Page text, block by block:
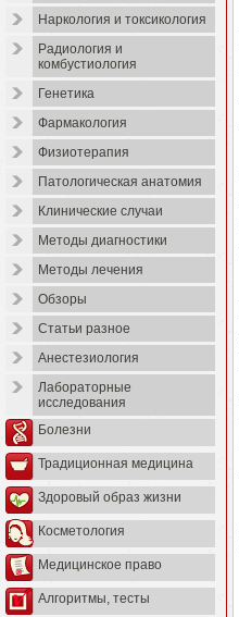
Наркология и токсикология
Радиология и
комбустиология
Генетика
Фармакология
Физиотерапия
Патологическая анатомия
Клинические случаи
Методы диагностики
Методы лечения
Обзоры
Статьи разное
Анестезиология
Лабораторные
исследования
Болезни
Традиционная медицина
Здоровый образ жизни
Косметология
Медицинское право
Алгоритмы, тесты